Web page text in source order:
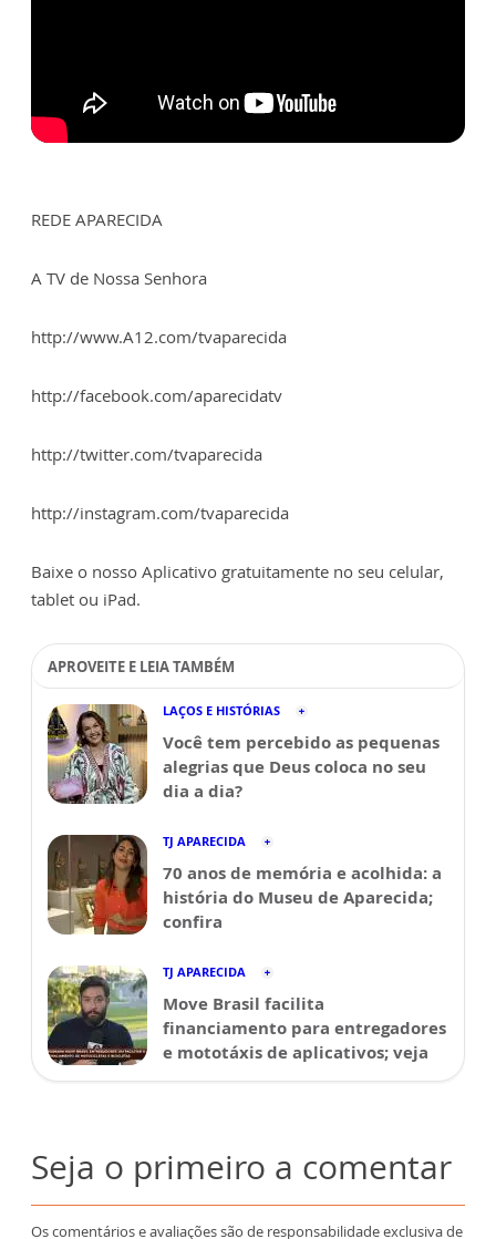
REDE APARECIDA
A TV de Nossa Senhora
http://www.A12.com/tvaparecida
http://facebook.com/aparecidatv
http://twitter.com/tvaparecida
http://instagram.com/tvaparecida
Baixe o nosso Aplicativo gratuitamente no seu celular,
tablet ou iPad.
APROVEITE E LEIA TAMBÉM
LAÇOS E HISTÓRIAS
Você tem percebido as pequenas
alegrias que Deus coloca no seu
dia a dia?
TJ APARECIDA
70 anos de memória e acolhida: a
história do Museu de Aparecida;
confira
TJ APARECIDA
Move Brasil facilita
financiamento para entregadores
e mototáxis de aplicativos; veja
Seja o primeiro a comentar
Os comentários e avaliações são de responsabilidade exclusiva de